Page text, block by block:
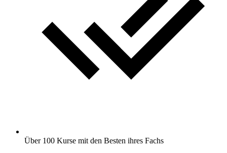
Über 100 Kurse mit den Besten ihres Fachs